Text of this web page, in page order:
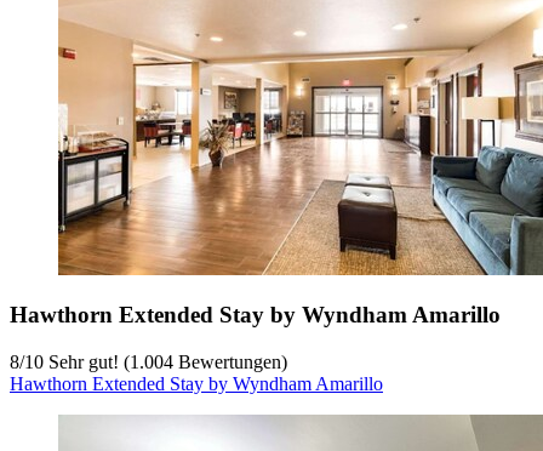
Hawthorn Extended Stay by Wyndham Amarillo
8/10 Sehr gut! (1.004 Bewertungen)
Hawthorn Extended Stay by Wyndham Amarillo